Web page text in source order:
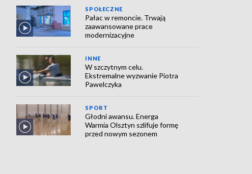
SPOŁECZNE
Pałac w remoncie. Trwają
zaawansowane prace
modernizacyjne
INNE
W szczytnym celu.
Ekstremalne wyzwanie Piotra
Pawelczyka
SPORT
Głodni awansu. Energa
Warmia Olsztyn szlifuje formę
przed nowym sezonem